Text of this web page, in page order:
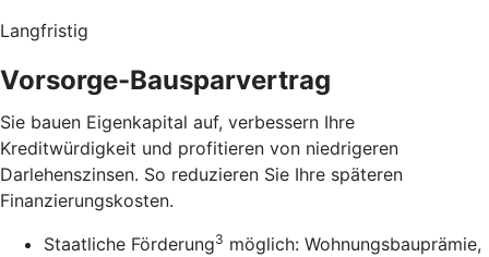
Langfristig
Vorsorge-Bausparvertrag
Sie bauen Eigenkapital auf, verbessern Ihre
Kreditwürdigkeit und profitieren von niedrigeren
Darlehenszinsen. So reduzieren Sie Ihre späteren
Finanzierungskosten.
Staatliche Förderung3 möglich: Wohnungsbauprämie,